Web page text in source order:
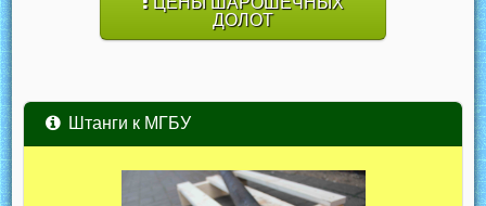
ДОЛОТ
Штанги к МГБУ